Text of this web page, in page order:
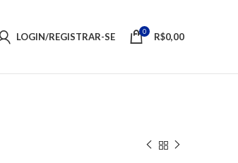
LOGIN/REGISTRAR-SE 0 R$0,00